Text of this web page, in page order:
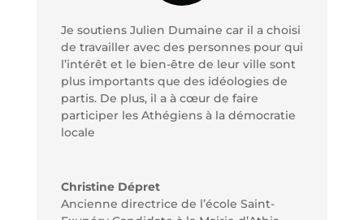
Je soutiens Julien Dumaine car il a choisi
de travailler avec des personnes pour qui
l’intérêt et le bien-être de leur ville sont
plus importants que des idéologies de
partis. De plus, il a à cœur de faire
participer les Athégiens à la démocratie
locale
Christine Dépret
Ancienne directrice de l’école Saint-